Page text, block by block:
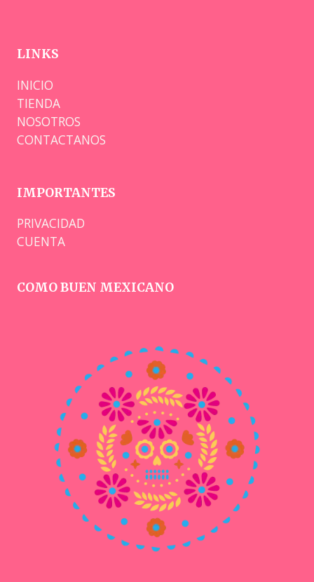
LINKS
INICIO
TIENDA
NOSOTROS
CONTACTANOS
IMPORTANTES
PRIVACIDAD
CUENTA
COMO BUEN MEXICANO